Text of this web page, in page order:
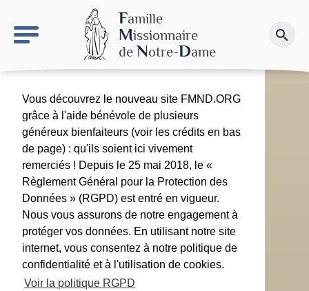
Famille
Missionnaire
de Notre-Dame
search
Faire un don
Vous découvrez le nouveau site FMND.ORG
grâce à l'aide bénévole de plusieurs
généreux bienfaiteurs (voir les crédits en bas
de page) : qu'ils soient ici vivement
remerciés ! Depuis le 25 mai 2018, le «
Règlement Général pour la Protection des
Données » (RGPD) est entré en vigueur.
Nous vous assurons de notre engagement à
protéger vos données. En utilisant notre site
internet, vous consentez à notre politique de
confidentialité et à l'utilisation de cookies.
Voir la politique RGPD